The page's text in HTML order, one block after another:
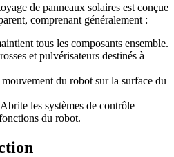
de panneaux solaires est conçue
comprenant généralement :
tous les composants ensemble.
et pulvérisateurs destinés à
du robot sur la surface du
les systèmes de contrôle
du robot.